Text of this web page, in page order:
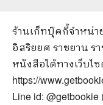
ร้านเก็ทบุ๊คกี้จำหน่
อิสริยยศ ราชยาน ร
หนังสือได้ทางเว็บไ
https://
Line id: